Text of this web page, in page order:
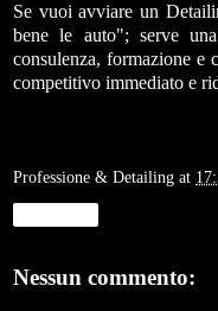
Se vuoi avviare un
bene le auto"; serve
consulenza, formazione e
competitivo immediato e
Professione & Detailing at
Nessun commento: